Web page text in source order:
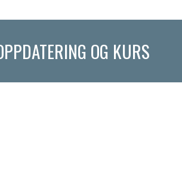
OG KURS